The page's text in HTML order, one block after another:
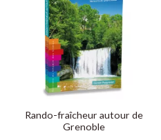
Rando-fraîcheur autour de
Grenoble